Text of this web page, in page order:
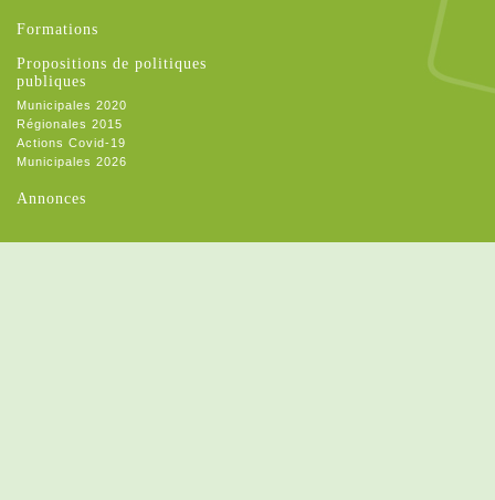
Formations
Propositions de politiques
publiques
Municipales 2020
Régionales 2015
Actions Covid-19
Municipales 2026
Annonces